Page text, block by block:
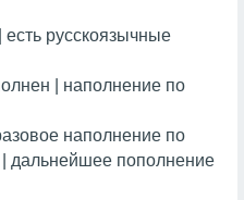
русскоязычные
| наполнение по
наполнение по
дальнейшее пополнение